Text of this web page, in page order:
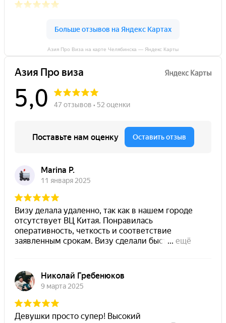
Азия Про Виза на карте Челябинска — Яндекс Карты